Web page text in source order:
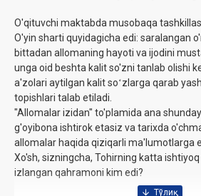
O'qituvchi maktabda musobaqa
O'yin sharti quyidagicha edi: saralangan
bittadan allomaning hayoti va ijodini
unga oid beshta kalit so'zni tanlab olishi
a'zolari aytilgan kalit soʻzlarga qarab
topishlari talab etiladi.
"Allomalar izidan" to'plamida ana
g'oyibona ishtirok etasiz va tarixda
allomalar haqida qiziqarli ma'lumotlarga
Xo'sh, sizningcha, Tohirning katta
izlangan qahramoni kim edi?